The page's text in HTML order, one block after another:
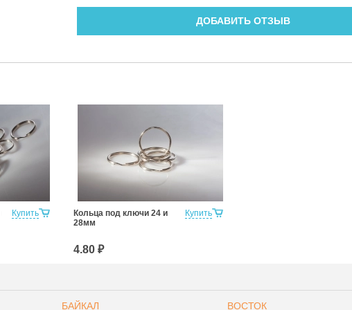
ДОБАВИТЬ ОТЗЫВ
Купить Купить
Кольца под ключи 24 и
28мм
4.80 ₽
БАЙКАЛ ВОСТОК